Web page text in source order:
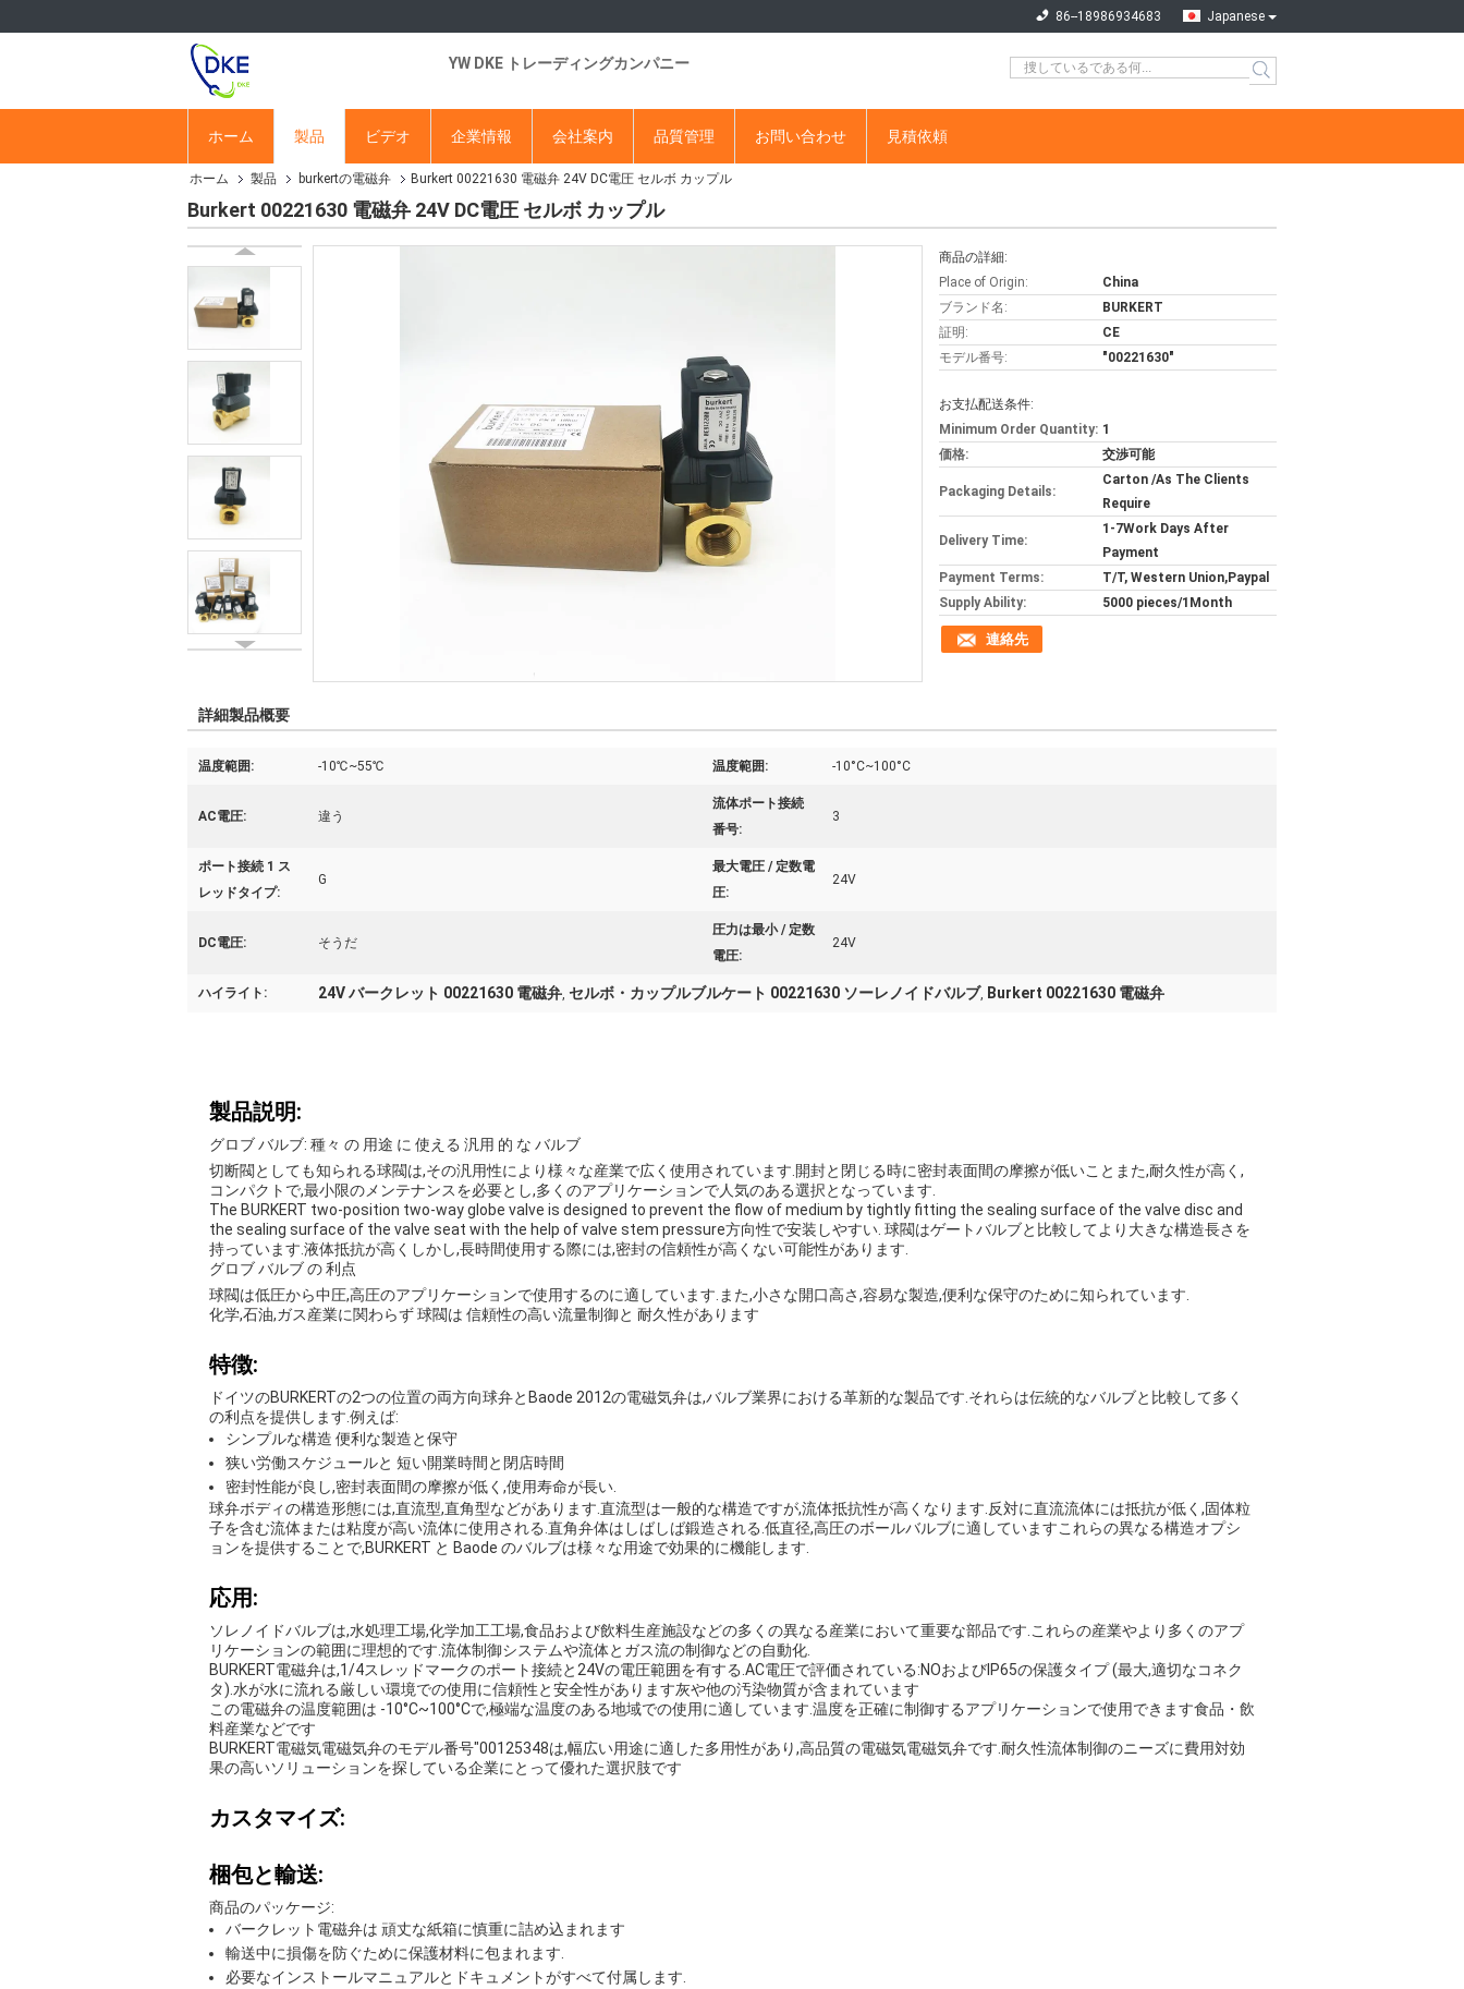
Japanese
86--18986934683
YW DKE トレーディングカンパニー
ホーム 製品 ビデオ 企業情報 会社案内 品質管理 お問い合わせ 見積依頼
ホーム 製品 burkertの電磁弁 Burkert 00221630 電磁弁 24V DC電圧 セルボ カップル
Burkert 00221630 電磁弁 24V DC電圧 セルボ カップル
商品の詳細:
Place of Origin:
China
ブランド名:
BURKERT
証明:
CE
モデル番号:
"00221630"
お支払配送条件:
Minimum Order Quantity: 1
価格:
交渉可能
Packaging Details:
Carton /As The Clients
Require
Delivery Time:
1-7Work Days After
Payment
Payment Terms:
T/T, Western Union,Paypal
Supply Ability:
5000 pieces/1Month
連絡先
詳細製品概要
温度範囲: -10℃~55℃ 温度範囲: -10°C~100°C
AC電圧: 違う
流体ポート接続
番号:
3
ポート接続 1 ス
レッドタイプ:
G
最大電圧 / 定数電
圧:
24V
DC電圧: そうだ
圧力は最小 / 定数
電圧:
24V
ハイライト: 24V バークレット 00221630 電磁弁, セルボ・カップルブルケート 00221630 ソーレノイドバルブ, Burkert 00221630 電磁弁
製品説明:
グロブ バルブ: 種々 の 用途 に 使える 汎用 的 な バルブ
切断閥としても知られる球閥は,その汎用性により様々な産業で広く使用されています.開封と閉じる時に密封表面間の摩擦が低いことまた,耐久性が高く,
コンパクトで,最小限のメンテナンスを必要とし,多くのアプリケーションで人気のある選択となっています.
The BURKERT two-position two-way globe valve is designed to prevent the flow of medium by tightly fitting the sealing surface of the valve disc and
the sealing surface of the valve seat with the help of valve stem pressure方向性で安装しやすい. 球閥はゲートバルブと比較してより大きな構造長さを
持っています.液体抵抗が高くしかし,長時間使用する際には,密封の信頼性が高くない可能性があります.
グロブ バルブ の 利点
球閥は低圧から中圧,高圧のアプリケーションで使用するのに適しています.また,小さな開口高さ,容易な製造,便利な保守のために知られています.
化学,石油,ガス産業に関わらず 球閥は 信頼性の高い流量制御と 耐久性があります
特徴:
ドイツのBURKERTの2つの位置の両方向球弁とBaode 2012の電磁気弁は,バルブ業界における革新的な製品です.それらは伝統的なバルブと比較して多く
の利点を提供します.例えば:
シンプルな構造 便利な製造と保守
狭い労働スケジュールと 短い開業時間と閉店時間
密封性能が良し,密封表面間の摩擦が低く,使用寿命が長い.
球弁ボディの構造形態には,直流型,直角型などがあります.直流型は一般的な構造ですが,流体抵抗性が高くなります.反対に直流流体には抵抗が低く,固体粒
子を含む流体または粘度が高い流体に使用される.直角弁体はしばしば鍛造される.低直径,高圧のボールバルブに適していますこれらの異なる構造オプシ
ョンを提供することで,BURKERT と Baode のバルブは様々な用途で効果的に機能します.
応用:
ソレノイドバルブは,水処理工場,化学加工工場,食品および飲料生産施設などの多くの異なる産業において重要な部品です.これらの産業やより多くのアプ
リケーションの範囲に理想的です.流体制御システムや流体とガス流の制御などの自動化.
BURKERT電磁弁は,1/4スレッドマークのポート接続と24Vの電圧範囲を有する.AC電圧で評価されている:NOおよびIP65の保護タイプ (最大,適切なコネク
タ).水が水に流れる厳しい環境での使用に信頼性と安全性があります灰や他の汚染物質が含まれています
この電磁弁の温度範囲は -10°C~100°Cで,極端な温度のある地域での使用に適しています.温度を正確に制御するアプリケーションで使用できます食品・飲
料産業などです
BURKERT電磁気電磁気弁のモデル番号"00125348は,幅広い用途に適した多用性があり,高品質の電磁気電磁気弁です.耐久性流体制御のニーズに費用対効
果の高いソリューションを探している企業にとって優れた選択肢です
カスタマイズ:
梱包と輸送:
商品のパッケージ:
バークレット電磁弁は 頑丈な紙箱に慎重に詰め込まれます
輸送中に損傷を防ぐために保護材料に包まれます.
必要なインストールマニュアルとドキュメントがすべて付属します.